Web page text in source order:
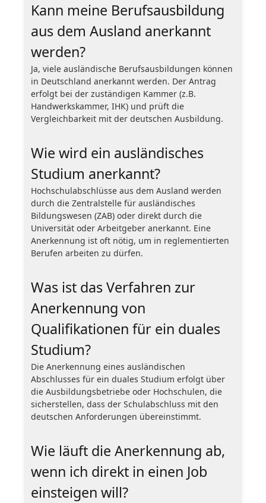
Kann meine Berufsausbildung
aus dem Ausland anerkannt
werden?
Ja, viele ausländische Berufsausbildungen können
in Deutschland anerkannt werden. Der Antrag
erfolgt bei der zuständigen Kammer (z.B.
Handwerkskammer, IHK) und prüft die
Vergleichbarkeit mit der deutschen Ausbildung.
Wie wird ein ausländisches
Studium anerkannt?
Hochschulabschlüsse aus dem Ausland werden
durch die Zentralstelle für ausländisches
Bildungswesen (ZAB) oder direkt durch die
Universität oder Arbeitgeber anerkannt. Eine
Anerkennung ist oft nötig, um in reglementierten
Berufen arbeiten zu dürfen.
Was ist das Verfahren zur
Anerkennung von
Qualifikationen für ein duales
Studium?
Die Anerkennung eines ausländischen
Abschlusses für ein duales Studium erfolgt über
die Ausbildungsbetriebe oder Hochschulen, die
sicherstellen, dass der Schulabschluss mit den
deutschen Anforderungen übereinstimmt.
Wie läuft die Anerkennung ab,
wenn ich direkt in einen Job
einsteigen will?